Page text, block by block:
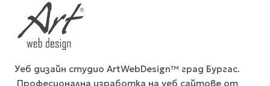
Уеб дизайн студио ArtWebDesign™ град Бургас.
Професионална изработка на уеб сайтове от